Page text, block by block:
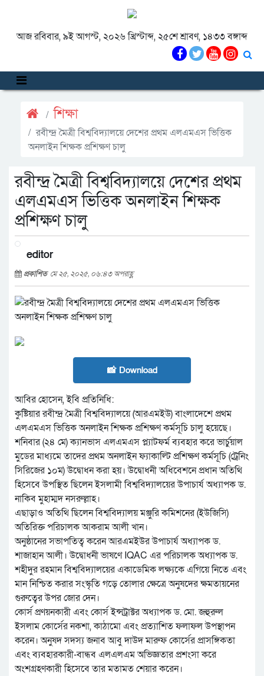
আজ রবিবার, ৯ই আগস্ট, ২০২৬ খ্রিস্টাব্দ, ২৫শে শ্রাবণ, ১৪৩৩ বঙ্গাব্দ
শিক্ষা
রবীন্দ্র মৈত্রী বিশ্ববিদ্যালয়ে দেশের প্রথম এলএমএস ভিত্তিক
অনলাইন শিক্ষক প্রশিক্ষণ চালু
রবীন্দ্র মৈত্রী বিশ্ববিদ্যালয়ে দেশের প্রথম
এলএমএস ভিত্তিক অনলাইন শিক্ষক
প্রশিক্ষণ চালু
editor
প্রকাশিত মে ২৫, ২০২৫, ০৬:৪৩ অপরাহ্ণ
📸 Download
আবির হোসেন, ইবি প্রতিনিধি:
কুষ্টিয়ার রবীন্দ্র মৈত্রী বিশ্ববিদ্যালয়ে (আরএমইউ) বাংলাদেশে প্রথম
এলএমএস ভিত্তিক অনলাইন শিক্ষক প্রশিক্ষণ কর্মসূচি চালু হয়েছে।
শনিবার (২৪ মে) ক্যানভাস এলএমএস প্ল্যাটফর্ম ব্যবহার করে ভার্চুয়াল
মুডের মাধ্যমে তাদের প্রথম অনলাইন ফ্যাকাল্টি প্রশিক্ষণ কর্মসূচি (ট্রেনিং
সিরিজের ১০ম) উদ্বোধন করা হয়। উদ্বোধনী অধিবেশনে প্রধান অতিথি
হিসেবে উপস্থিত ছিলেন ইসলামী বিশ্ববিদ্যালয়ের উপাচার্য অধ্যাপক ড.
নাকিব মুহাম্মদ নসরুল্লাহ।
এছাড়াও অতিথি ছিলেন বিশ্ববিদ্যালয় মঞ্জুরি কমিশনের (ইউজিসি)
অতিরিক্ত পরিচালক আকরাম আলী খান।
অনুষ্ঠানের সভাপতিত্ব করেন আরএমইউর উপাচার্য অধ্যাপক ড.
শাজাহান আলী। উদ্বোধনী ভাষণে IQAC এর পরিচালক অধ্যাপক ড.
শহীদুর রহমান বিশ্ববিদ্যালয়ের একাডেমিক লক্ষ্যকে এগিয়ে নিতে এবং
মান নিশ্চিত করার সংস্কৃতি গড়ে তোলার ক্ষেত্রে অনুষদের ক্ষমতায়নের
গুরুত্বের উপর জোর দেন।
কোর্স প্রণয়নকারী এবং কোর্স ইন্সট্রাক্টর অধ্যাপক ড. মো. জহুরুল
ইসলাম কোর্সের নকশা, কাঠামো এবং প্রত্যাশিত ফলাফল উপস্থাপন
করেন। অনুষদ সদস্য জনাব আবু দাউদ মারুফ কোর্সের প্রাসঙ্গিকতা
এবং ব্যবহারকারী-বান্ধব এলএলএম অভিজ্ঞতার প্রশংসা করে
অংশগ্রহণকারী হিসেবে তার মতামত শেয়ার করেন।